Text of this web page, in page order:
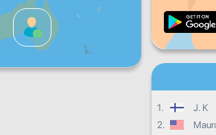
Συνολική
1. J. K
2.